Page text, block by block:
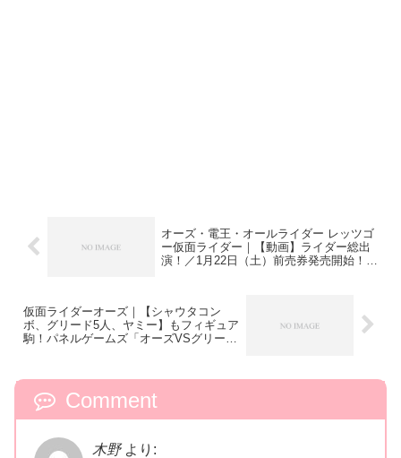
オーズ・電王・オールライダー レッツゴ
ー仮面ライダー｜【動画】ライダー総出
演！／1月22日（土）前売券発売開始！
仮面ライダーオーズ｜【シャウタコン
ボ、グリード5人、ヤミー】もフィギュア
駒！パネルゲームズ「オーズVSグリード
Comment
木野 より: